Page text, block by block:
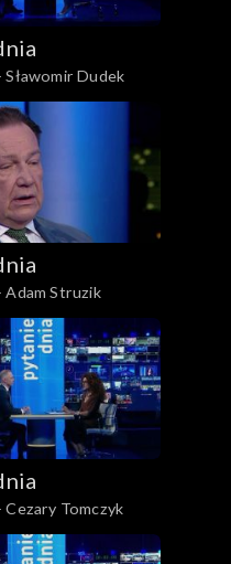
Sławomir Dudek
Adam Struzik
Cezary Tomczyk